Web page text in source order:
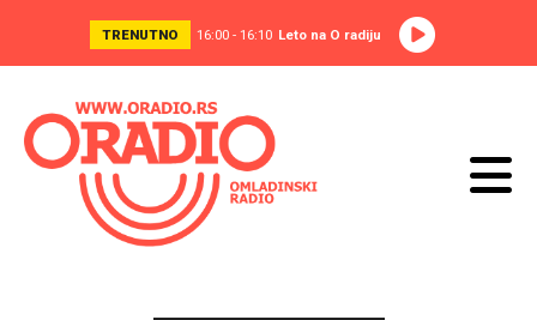
TRENUTNO 16:00 - 16:10 Leto na O radiju